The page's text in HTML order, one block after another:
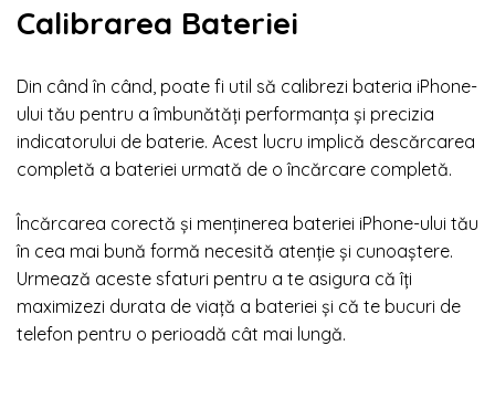
Calibrarea Bateriei
Din când în când, poate fi util să calibrezi bateria iPhone-
ului tău pentru a îmbunătăți performanța și precizia
indicatorului de baterie. Acest lucru implică descărcarea
completă a bateriei urmată de o încărcare completă.
Încărcarea corectă și menținerea bateriei iPhone-ului tău
în cea mai bună formă necesită atenție și cunoaștere.
Urmează aceste sfaturi pentru a te asigura că îți
maximizezi durata de viață a bateriei și că te bucuri de
telefon pentru o perioadă cât mai lungă.